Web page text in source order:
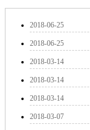
铜
酮
肟
烯
2018-06-25
2018-06-25
2018-03-14
2018-03-14
2018-03-14
2018-03-07